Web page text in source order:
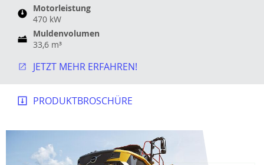
Motorleistung
470 kW
Muldenvolumen
33,6 m³
JETZT MEHR ERFAHREN!
PRODUKTBROSCHÜRE